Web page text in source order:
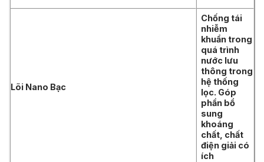
Lõi Nano Bạc
Chống tái
nhiễm
khuẩn trong
quá trình
nước lưu
thông trong
hệ thống
lọc. Góp
phần bổ
sung
khoáng
chất, chất
điện giải có
ích